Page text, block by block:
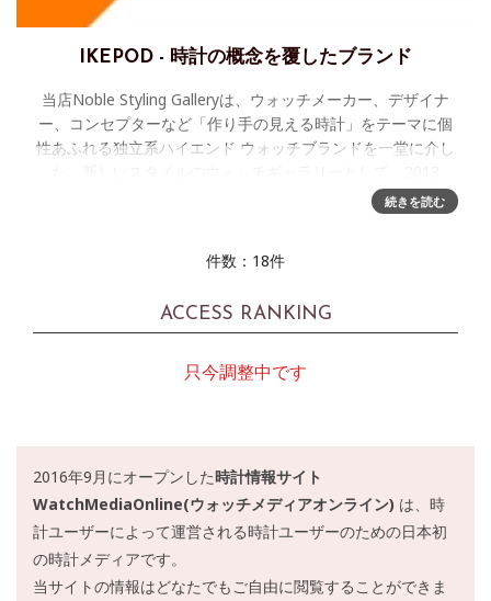
IKEPOD - 時計の概念を覆したブランド
当店Noble Styling Galleryは、ウォッチメーカー、デザイナ
ー、コンセプターなど「作り手の見える時計」をテーマに個
性あふれる独立系ハイエンド ウォッチブランドを一堂に介し
続きを読む
件数：18件
ACCESS RANKING
只今調整中です
2016年9月にオープンした時計情報サイト
WatchMediaOnline(ウォッチメディアオンライン) は、時
計ユーザーによって運営される時計ユーザーのための日本初
の時計メディアです。
当サイトの情報はどなたでもご自由に閲覧することができま